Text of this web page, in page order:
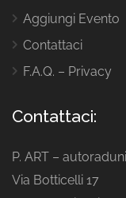
Aggiungi Evento
Contattaci
F.A.Q. – Privacy
Contattaci:
P. ART –
Via Botticelli 17